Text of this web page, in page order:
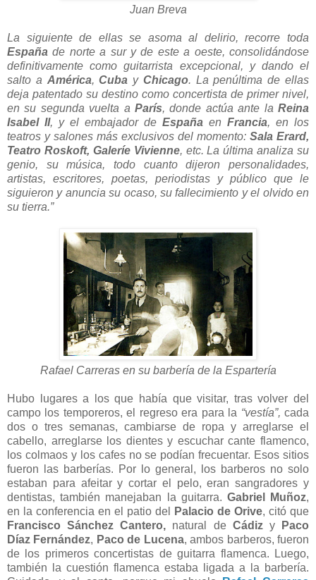
Juan Breva
La siguiente de ellas se asoma al delirio, recorre toda
España de norte a sur y de este a oeste, consolidándose
definitivamente como guitarrista excepcional, y dando el
salto a América,Cuba y Chicago. La penúltima de ellas
deja patentado su destino como concertista de primer nivel,
en su segunda vuelta a París, donde actúa ante la Reina
Isabel II, y el embajador de España en Francia, en los
teatros y salones más exclusivos del momento: Sala Erard,
Teatro Roskoft, Galeríe Vivienne, etc. La última analiza su
genio, su música, todo cuanto dijeron personalidades,
artistas, escritores, poetas, periodistas y público que le
siguieron y anuncia su ocaso, su fallecimiento y el olvido en
su tierra.”
Rafael Carreras en su barbería de la Espartería
Hubo lugares a los que había que visitar, tras volver del
campo los temporeros, el regreso era para la “vestía”, cada
dos o tres semanas, cambiarse de ropa y arreglarse el
cabello, arreglarse los dientes y escuchar cante flamenco,
los colmaos y los cafes no se podían frecuentar. Esos sitios
fueron las barberías. Por lo general, los barberos no solo
estaban para afeitar y cortar el pelo, eran sangradores y
dentistas, también manejaban la guitarra. Gabriel Muñoz,
en la conferencia en el patio del
Palacio de Orive, citó que
Francisco Sánchez Cantero, natural de Cádizy
Paco
Díaz Fernández, Paco de Lucena, ambos barberos, fueron
de los primeros concertistas de guitarra flamenca. Luego,
también la cuestión flamenca estaba ligada a la barbería.